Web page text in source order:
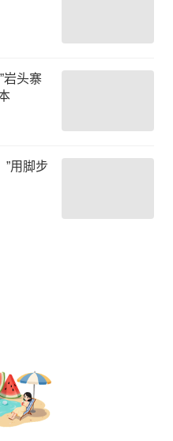
岩头寨
”用脚步